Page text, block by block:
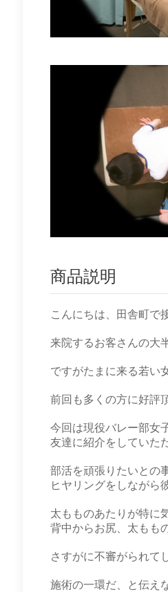
商品説明
こんにちは、田舎町で
来院するお客さんの大
ですがたまに来る若い
前回も多くの方に好評
今回は現役バレー部女
友達に紹介をしていた
部活を頑張りたいとの
ヒヤリングをしながら
太もものあたりが特に
背中からお尻、太もも
さすがに不審がられて
施術の一環だ、と伝え